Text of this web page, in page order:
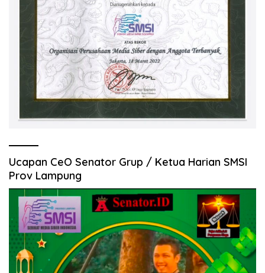
Ucapan CeO Senator Grup / Ketua Harian SMSI
Prov Lampung